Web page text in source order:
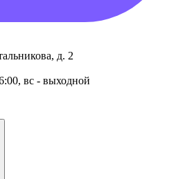
д. 2
вс - выходной